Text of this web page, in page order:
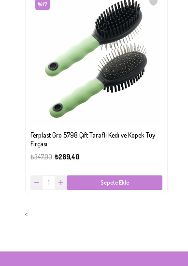
Ferplast Gro 5798 Çift Taraflı Kedi ve Köpek Tüy
Fırçası
₺289,40
₺347,00
Sepete Ekle
%17
<